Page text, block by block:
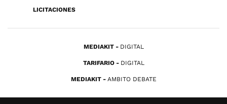
LICITACIONES
MEDIAKIT DIGITAL
TARIFARIO DIGITAL
MEDIAKIT AMBITO DEBATE